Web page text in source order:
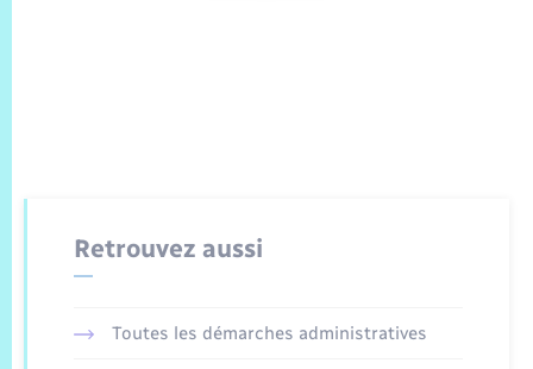
Retrouvez aussi
Toutes les démarches administratives